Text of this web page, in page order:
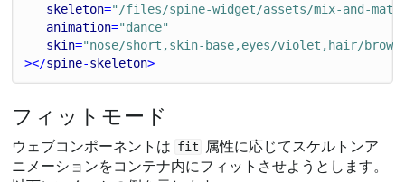
skeleton="/files/spine-widget/assets/mix-and-
animation="dance"
skin="nose/short,skin-base,eyes/violet,hair/
></spine-skeleton>
フィットモード
ウェブコンポーネントは fit
属性に応じてスケルトンア
ニメーションをコンテナ内にフィットさせようとします。